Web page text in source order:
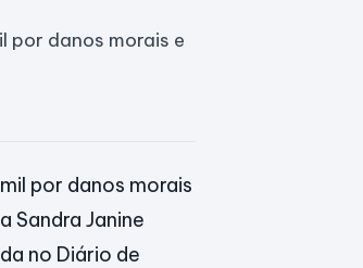
por danos morais e
por danos morais
Sandra Janine
no Diário de